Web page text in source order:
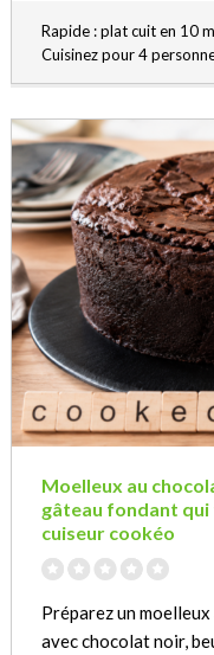
Rapide : plat cuit en 10
Cuisinez pour 4
Moelleux au
gâteau fondant
cuiseur cookéo
Préparez un
avec chocolat noir,